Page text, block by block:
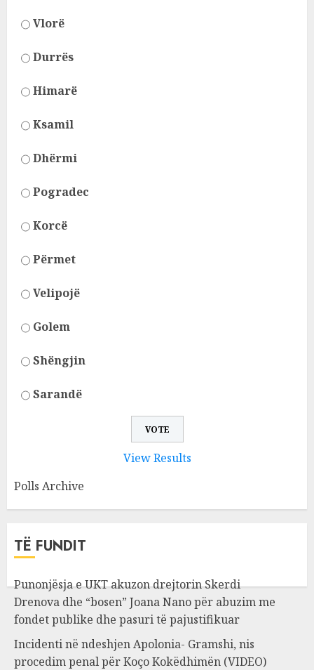
Vlorë
Durrës
Himarë
Ksamil
Dhërmi
Pogradec
Korcë
Përmet
Velipojë
Golem
Shëngjin
Sarandë
View Results
Polls Archive
TË FUNDIT
Punonjësja e UKT akuzon drejtorin Skerdi
Drenova dhe “bosen” Joana Nano për abuzim me
fondet publike dhe pasuri të pajustifikuar
Incidenti në ndeshjen Apolonia- Gramshi, nis
procedim penal për Koço Kokëdhimën (VIDEO)